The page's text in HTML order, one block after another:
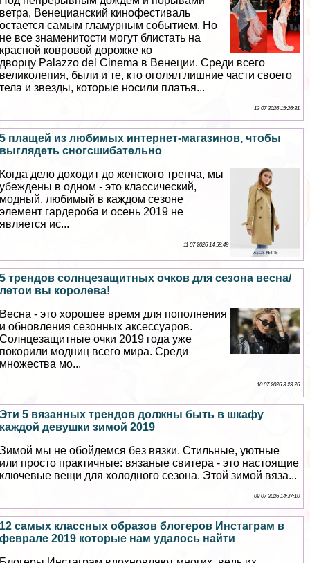
ветра, Венецианский кинофестиваль
остается самым гламурным событием. Но
не все знаменитости могут блистать на
красной ковровой дорожке ко
дворцу Palazzo del Cinema в Венеции. Среди всего
великолепия, были и те, кто оголял лишние части своего
тела и звезды, которые носили платья...
12 07 2026 15:26:31
5 плащей из любимых интернет-магазинов, чтобы
выглядеть сногсшибательно
Когда дело доходит до женского тренча, мы
убеждены в одном - это классический,
модный, любимый в каждом сезоне
элемент гардероба и осень 2019 не
является ис...
11 07 2026 14:58:49
5 трендов солнцезащитных очков для сезона весна/
летои вы королева!
Весна - это хорошее время для пополнения
и обновления сезонных аксессуаров.
Солнцезащитные очки 2019 года уже
покорили модниц всего мира. Среди
множества мо...
10 07 2026 3:23:26
Эти 5 вязанных трендов должны быть в шкафу
каждой дeвyшки зимой 2019
Зимой мы не обойдемся без вязки. Стильные, уютные
или просто пpaктичные: вязаные свитера - это настоящие
ключевые вещи для холодного сезона. Этой зимой вяза...
09 07 2026 14:37:10
12 самых классных образов блогеров Инстаграм в
феврале 2019 которые нам удалось найти